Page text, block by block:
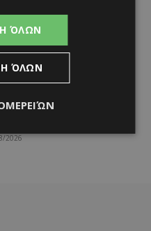
κλεμμένο
– χειροπέδες σε δύο
2026
του Ευριπίδη απόψε
2026
ΌΛΩΝ
ΌΛΩΝ